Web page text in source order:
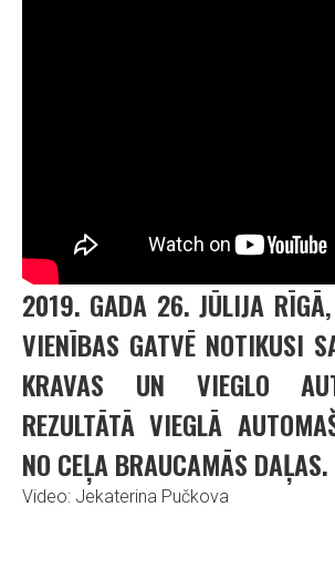
2019. GADA 26. JŪLIJA RĪGĀ,
VIENĪBAS GATVĒ NOTIKUSI
KRAVAS UN VIEGLO
REZULTĀTĀ VIEGLĀ
NO CEĻA BRAUCAMĀS DAĻAS.
Video: Jekaterina Pučkova